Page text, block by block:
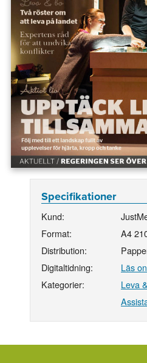
Specifikationer
Kund:
Format:
A4
Distribution:
Digitaltidning:
Läs
Kategorier:
Leva